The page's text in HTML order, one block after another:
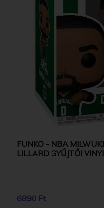
FUNKO - NBA
LILLARD GYŰJTŐI
6890 Ft